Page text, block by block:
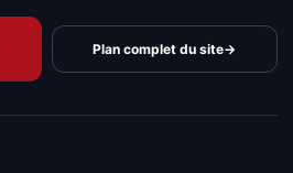
Plan complet du site→